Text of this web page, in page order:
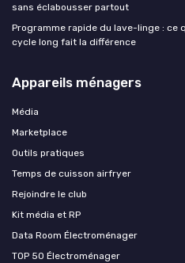
sans éclabousser partout
Programme rapide du lave-linge : ce
cycle long fait la différence
Appareils ménagers
Média
Marketplace
Outils pratiques
Temps de cuisson airfryer
Rejoindre le club
Kit média et RP
Data Room Électroménager
TOP 50 Électroménager